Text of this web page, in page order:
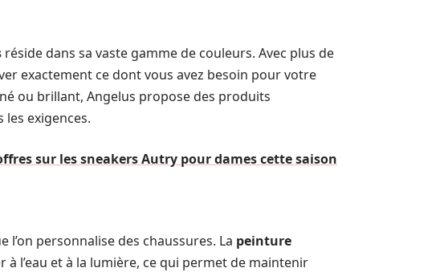
réside dans sa vaste gamme de couleurs. Avec plus de
exactement ce dont vous avez besoin pour votre
ou brillant, Angelus propose des produits
exigences.
sur les sneakers Autry pour dames cette saison
personnalise des chaussures. La peinture
l’eau et à la lumière, ce qui permet de maintenir